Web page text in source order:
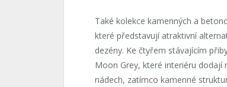
Také kolekce kamenných a
které představují atraktivní
dezény. Ke čtyřem stávajícím
Moon Grey, které interiéru dodají
nádech, zatímco kamenné